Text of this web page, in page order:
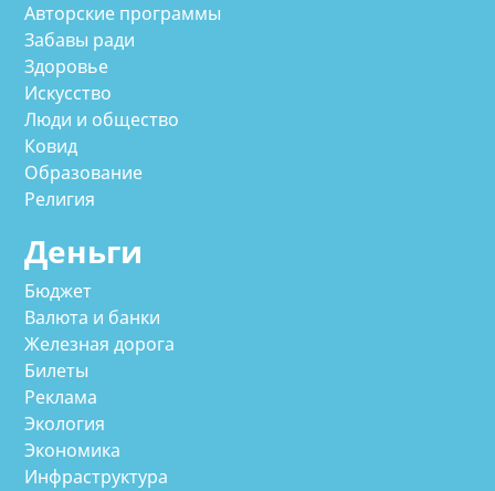
Авторские программы
Забавы ради
Здоровье
Искусство
Люди и общество
Ковид
Образование
Религия
Деньги
Бюджет
Валюта и банки
Железная дорога
Билеты
Реклама
Экология
Экономика
Инфраструктура